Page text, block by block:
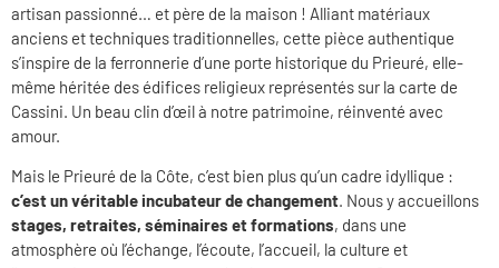
artisan passionné… et père de la maison ! Alliant matériaux
anciens et techniques traditionnelles, cette pièce authentique
s’inspire de la ferronnerie d’une porte historique du Prieuré, elle-
même héritée des édifices religieux représentés sur la carte de
Cassini. Un beau clin d’œil à notre patrimoine, réinventé avec
amour.
Mais le Prieuré de la Côte, c’est bien plus qu’un cadre idyllique :
c’est un véritable incubateur de changement. Nous y accueillons
stages, retraites, séminaires et formations, dans une
atmosphère où l’échange, l’écoute, l’accueil, la culture et